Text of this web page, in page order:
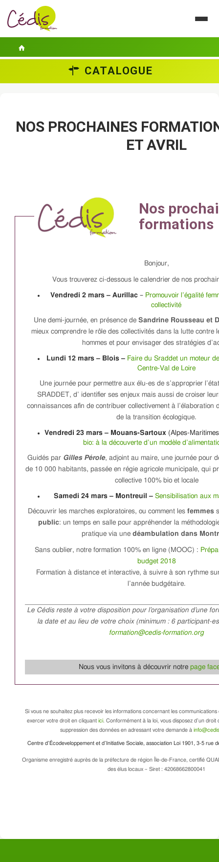
CATALOGUE
NOS PROCHAINES
ET AVRIL
Bonjour,
Vous trouverez ci-dessous le calendrier de nos
Vendredi 2 mars – Aurillac– Promouvoir l’égalité
collectivité
Une demi-journée, en présence de Sandrine Rousseau et
mieux comprendre le rôle des collectivités dans la lutte contre
hommes et pour envisager des stratégies
Lundi 12 mars – Blois– Faire du Sraddet un moteur
Centre-Val de Loire
Une journée pour permettre aux élu-es de s’approprier
SRADDET, d’ identifier ses enjeux mais aussi de croiser
connaissances afin de contribuer collectivement à l’élaboration
de la transition écologique.
Vendredi 23 mars – Mouans-Sartoux (Alpes-
bio: à la découverte d’un modèle
Guidés par Gilles Pérole, adjoint au maire, une journée pour
de 10 000 habitants, passée en régie agricole municipale, qui
collective 100% bio et locale
Samedi 24 mars – Montreuil – Sensibilisation aux
Découvrir les marches exploratoires, ou comment les femmes
public: un temps en salle pour appréhender la
pratique via une déambulation dans
Sans oublier, notre formation 100% en ligne (MOOC) :
budget 2018
Formation à distance et interactive, à suivre à son rythme
l’année budgétaire.
Le Cédis reste à votre disposition pour l’organisation d’une
la date et au lieu de votre choix (minimum : 6 participant-
formation@cedis-formation.org
Nous vous invitons à découvrir notre page
Si vous ne souhaitez plus recevoir les informations concernant les communications
exercer votre droit en cliquant ici. Conformément à la loi, vous disposez d’un droit
suppression des données en adressant votre demande à
Centre d’Écodeveloppement et d’Initiative Sociale, association Loi 1901, 3-5 rue
Organisme enregistré auprès de la préfecture de région Île-de-France, certifié
des élus locaux – Siret : 42068662800041